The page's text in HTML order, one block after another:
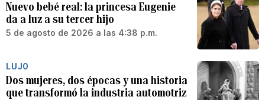
Nuevo bebé real: la princesa Eugenie
da a luz a su tercer hijo
5 de agosto de 2026 a las 4:38 p.m.
LUJO
Dos mujeres, dos épocas y una historia
que transformó la industria automotriz